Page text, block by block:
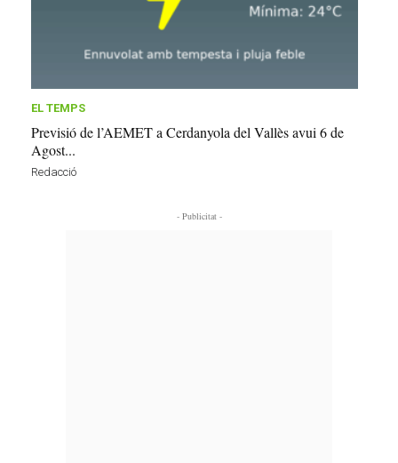
EL TEMPS
Previsió de l’AEMET a Cerdanyola del Vallès avui 6 de
Agost...
Redacció
- Publicitat -